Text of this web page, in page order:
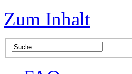
Zum Inhalt